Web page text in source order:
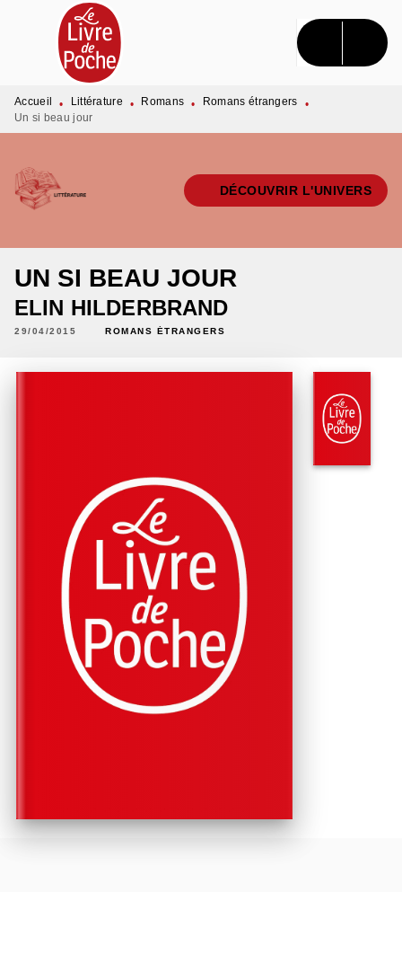
MENU RECHERCHE CONTENU
PIED DE PAGE
Accueil • Littérature • Romans • Romans étrangers
•
Un si beau jour
DÉCOUVRIR L'UNIVERS
UN SI BEAU JOUR
ELIN HILDERBRAND
29/04/2015 ROMANS ÉTRANGERS